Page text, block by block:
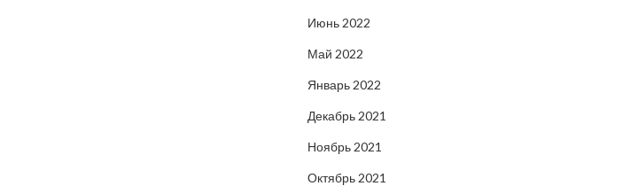
Июнь 2022
Май 2022
Январь 2022
Декабрь 2021
Ноябрь 2021
Октябрь 2021